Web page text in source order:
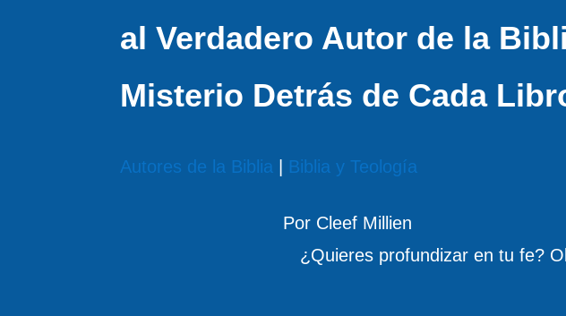
al Verdadero Autor de la
Misterio Detrás de Cada
Autores de la Biblia Biblia y Teología
Por Cleef Millien
¿Quieres profundizar en tu fe?